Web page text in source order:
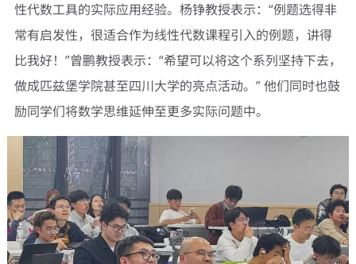
性代数工具的实际应用经验。杨铮教授表示：“例题选得非
常有启发性，很适合作为线性代数课程引入的例题，讲得
比我好！”曾鹏教授表示：“希望可以将这个系列坚持下去，
做成匹兹堡学院甚至四川大学的亮点活动。” 他们同时也鼓
励同学们将数学思维延伸至更多实际问题中。